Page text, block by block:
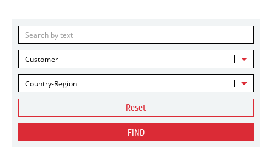
Customer
Country-Region
Reset
FIND